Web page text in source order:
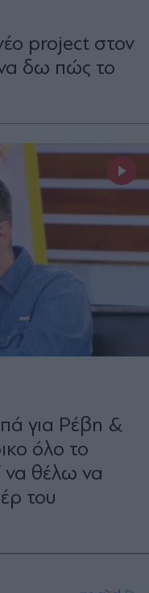
project στον
να δω πώς το
για Ρέβη &
όλο το
να θέλω να
του